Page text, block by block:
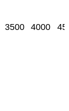
3500 4000